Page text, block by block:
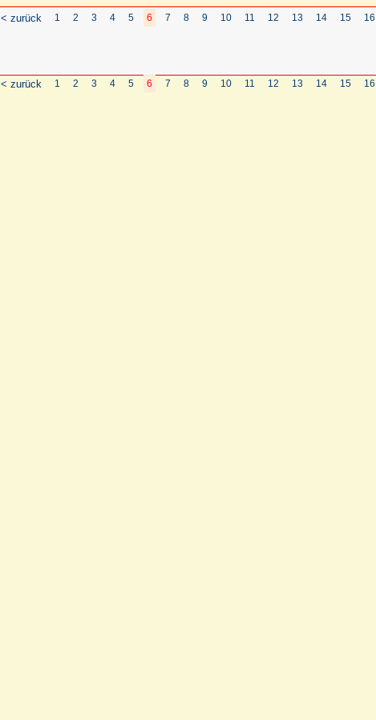
< zurück 1 2 3 4 5 6 7 8 9 10 11 12 13 14 15 16
< zurück 1 2 3 4 5 6 7 8 9 10 11 12 13 14 15 16